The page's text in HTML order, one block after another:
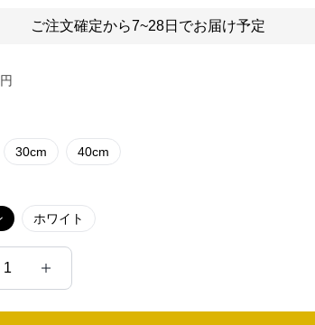
ご注文確定から7~28日でお届け予定
円
30cm 40cm
ホワイト
1